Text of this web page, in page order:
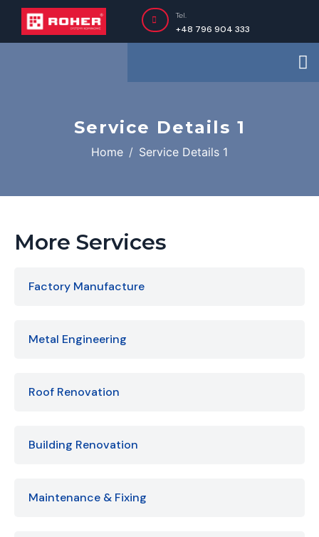
+48 796 904 333
Tel.
Service Details 1
Home Service Details 1
More Services
Factory Manufacture
Metal Engineering
Roof Renovation
Building Renovation
Maintenance & Fixing